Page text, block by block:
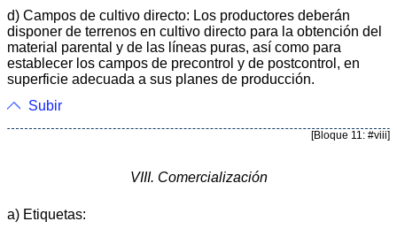
d) Campos de cultivo directo: Los productores deberán
disponer de terrenos en cultivo directo para la obtención del
material parental y de las líneas puras, así como para
establecer los campos de precontrol y de postcontrol, en
superficie adecuada a sus planes de producción.
Subir
[Bloque 11: #viii]
VIII. Comercialización
a) Etiquetas: